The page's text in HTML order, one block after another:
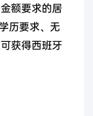
额要求的居
历要求、无
获得西班牙